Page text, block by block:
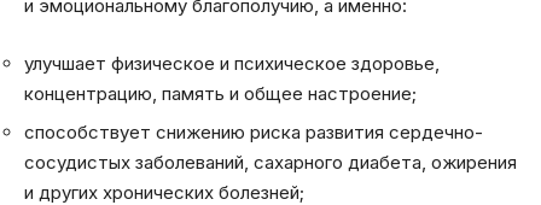
и эмоциональному благополучию, а именно:
улучшает физическое и психическое здоровье,
концентрацию, память и общее настроение;
способствует снижению риска развития сердечно-
сосудистых заболеваний, сахарного диабета, ожирения
и других хронических болезней;